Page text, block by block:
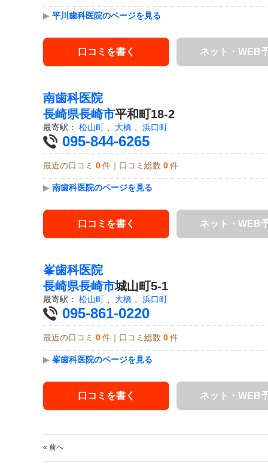
▶ 平川歯科医院のページを見る
口コミを書く ネット・WEB
南歯科医院
長崎県長崎市平和町18-2
最寄駅： 松山町 大橋 浜口町
095-844-6265
最近の口コミ 0 件｜口コミ総数 0 件
▶ 南歯科医院のページを見る
口コミを書く ネット・WEB
峯歯科医院
長崎県長崎市城山町5-1
最寄駅： 松山町 大橋 浜口町
095-861-0220
最近の口コミ 0 件｜口コミ総数 0 件
▶ 峯歯科医院のページを見る
口コミを書く ネット・WEB
« 前へ